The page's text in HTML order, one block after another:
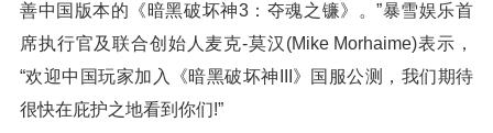
善中国版本的《暗黑破坏神3：夺魂之镰》。”暴雪娱乐首
席执行官及联合创始人麦克-莫汉(Mike Morhaime)表示，
“欢迎中国玩家加入《暗黑破坏神III》国服公测，我们期待
很快在庇护之地看到你们!”